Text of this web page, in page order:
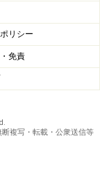
リシー
免責
複写・転載・公衆送信等